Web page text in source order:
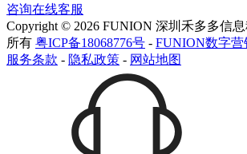
咨询在线客服
Copyright © 2026 FUNION 深圳禾多多信
所有 粤ICP备18068776号 - FUNION数字营
服务条款 - 隐私政策 - 网站地图